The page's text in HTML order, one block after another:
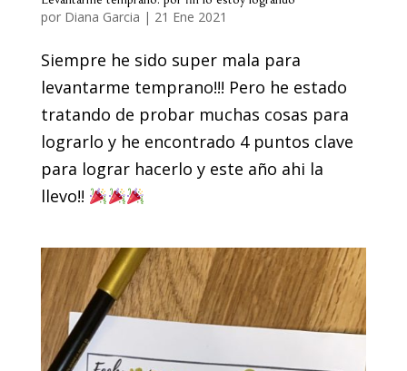
por Diana Garcia | 21 Ene 2021
Siempre he sido super mala para
levantarme temprano!!! Pero he estado
tratando de probar muchas cosas para
lograrlo y he encontrado 4 puntos clave
para lograr hacerlo y este año ahi la
llevo!!